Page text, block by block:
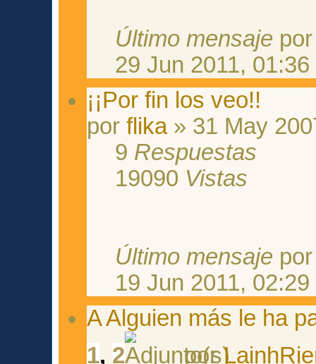
Último mensaje
29 Jun 2011, 01:36
¡¡Por fin los veo!!
porflika» 31 May
9 Respuestas
19090 Vistas
Último mensaje
19 Jun 2011, 02:29
A Alguien más le ha
1, 2 por